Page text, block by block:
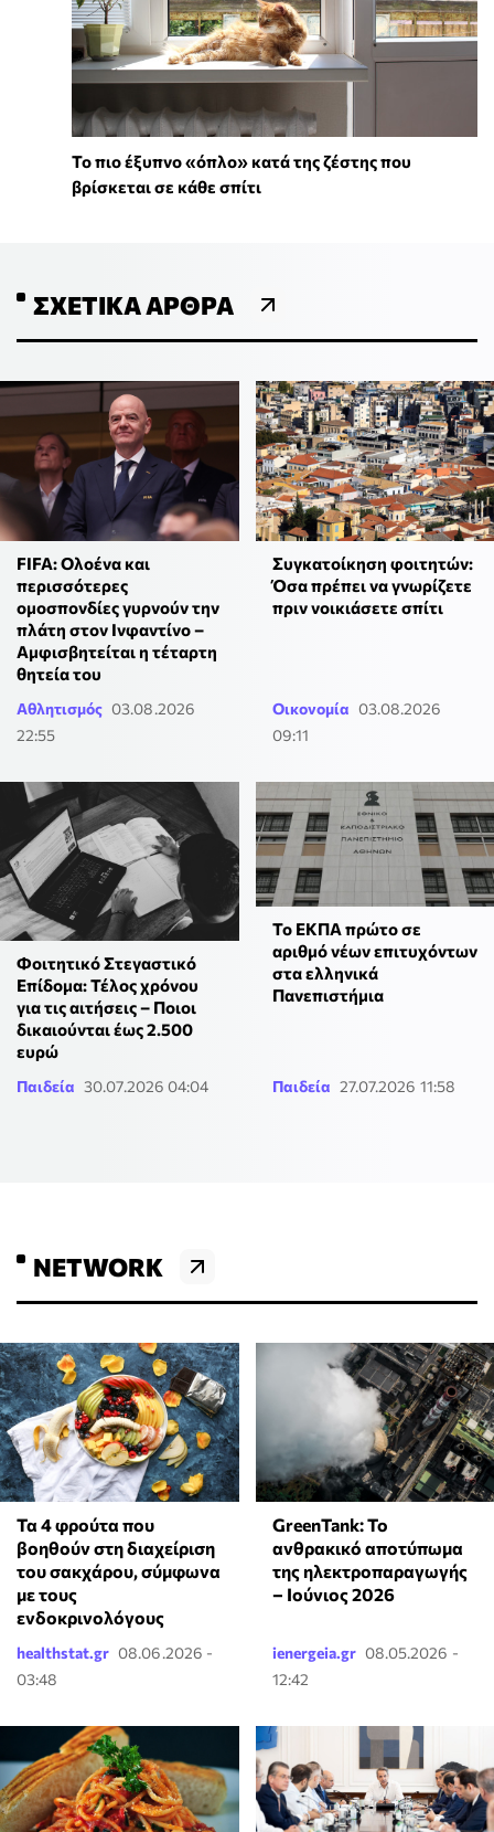
To πιο έξυπνο «όπλο» κατά της ζέστης που
βρίσκεται σε κάθε σπίτι
ΣΧΕΤΙΚΆ ΆΡΘΡΑ
FIFA: Ολοένα και
περισσότερες
ομοσπονδίες γυρνούν την
πλάτη στον Ινφαντίνο –
Αμφισβητείται η τέταρτη
θητεία του
Αθλητισμός 03.08.2026
22:55
Συγκατοίκηση φοιτητών:
Όσα πρέπει να γνωρίζετε
πριν νοικιάσετε σπίτι
Οικονομία 03.08.2026
09:11
Φοιτητικό Στεγαστικό
Επίδομα: Τέλος χρόνου
για τις αιτήσεις – Ποιοι
δικαιούνται έως 2.500
ευρώ
Παιδεία 30.07.2026 04:04
To ΕΚΠΑ πρώτο σε
αριθμό νέων επιτυχόντων
στα ελληνικά
Πανεπιστήμια
Παιδεία 27.07.2026 11:58
NETWORK
Τα 4 φρούτα που
βοηθούν στη διαχείριση
του σακχάρου, σύμφωνα
με τους
ενδοκρινολόγους
healthstat.gr 08.06.2026 -
03:48
GreenTank: Το
ανθρακικό αποτύπωμα
της ηλεκτροπαραγωγής
– Ιούνιος 2026
ienergeia.gr 08.05.2026 -
12:42